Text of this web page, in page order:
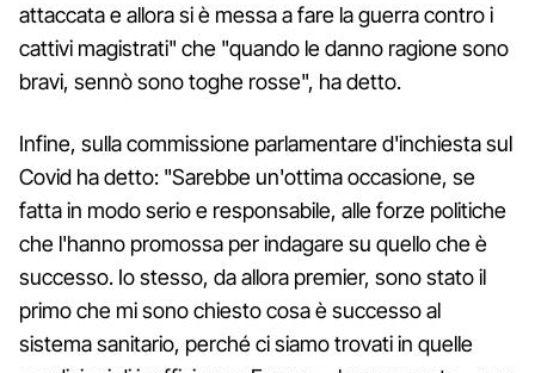
attaccata e allora si è messa a fare la guerra contro i
cattivi magistrati" che "quando le danno ragione sono
bravi, sennò sono toghe rosse", ha detto.
Infine, sulla commissione parlamentare d'inchiesta sul
Covid ha detto: "Sarebbe un'ottima occasione, se
fatta in modo serio e responsabile, alle forze politiche
che l'hanno promossa per indagare su quello che è
successo. Io stesso, da allora premier, sono stato il
primo che mi sono chiesto cosa è successo al
sistema sanitario, perché ci siamo trovati in quelle